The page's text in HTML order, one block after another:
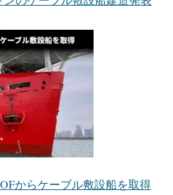
からケーブル敷設船を取得